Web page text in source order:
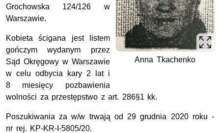
Anna Tkachenko
Grochowska 124/126 w
Warszawie.
Kobieta ścigana jest listem
gończym wydanym przez
Sąd Okręgowy w Warszawie
w celu odbycia kary 2 lat i
8 miesięcy pozbawienia
wolności za przestępstwo z art. 286§1 kk.
Poszukiwania za w/w trwają od 29 grudnia 2020 roku -
nr rej. KP-KR-I-5805/20.